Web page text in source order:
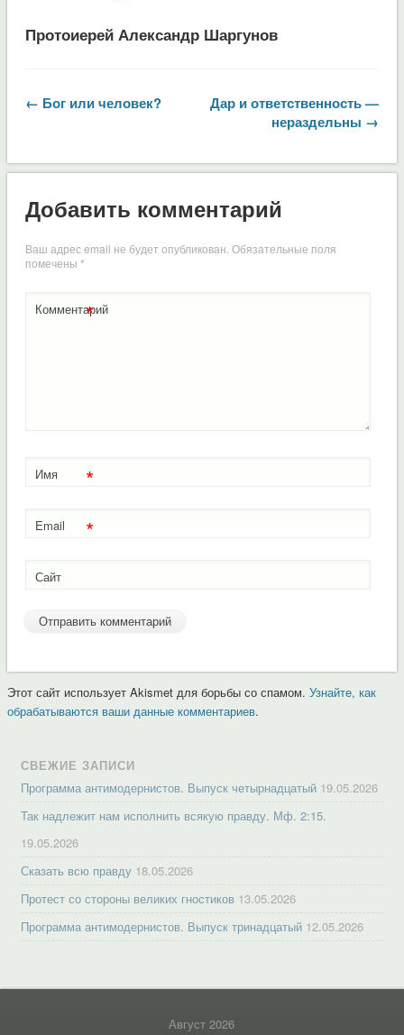
Протоиерей Александр Шаргунов
← Бог или человек?
Дар и ответственность —
нераздельны →
Добавить комментарий
Ваш адрес email не будет опубликован.Обязательные поля
помечены *
Комментарий
*
Имя *
Email *
Сайт
Этот сайт использует Akismet для борьбы со спамом. Узнайте, как
обрабатываются ваши данные комментариев.
СВЕЖИЕ ЗАПИСИ
Программа антимодернистов. Выпуск четырнадцатый 19.05.2026
Так надлежит нам исполнить всякую правду. Мф. 2:15.
19.05.2026
Сказать всю правду 18.05.2026
Протест со стороны великих гностиков 13.05.2026
Программа антимодернистов. Выпуск тринадцатый 12.05.2026
Август 2026